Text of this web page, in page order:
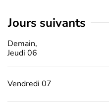
jours suivants
Demain,
Jeudi 06
Vendredi 07